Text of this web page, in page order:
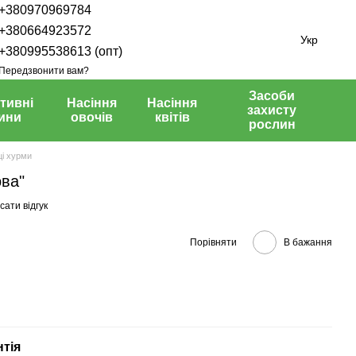
(опт)
Передзвонити вам?
Укр
Насіння
овочів
Насіння
квітів
Засоби
захисту
рослин
хурми
відгук
Порівняти В бажання